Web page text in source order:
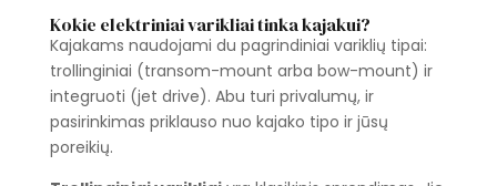
Kokie elektriniai varikliai tinka kajakui?
Kajakams naudojami du pagrindiniai variklių tipai:
trollinginiai (transom-mount arba bow-mount) ir
integruoti (jet drive). Abu turi privalumų, ir
pasirinkimas priklauso nuo kajako tipo ir jūsų
poreikių.